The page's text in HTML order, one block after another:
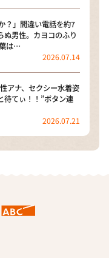
？」間違い電話を約7
男性。カヨコのふり
は…
2026.07.14
アナ、セクシー水着姿
待てぃ！！”ボタン連
2026.07.21